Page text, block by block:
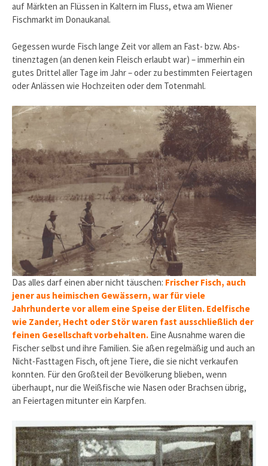
auf Märkten an Flüssen in Kaltern im Fluss, etwa am Wiener
Fischmarkt im Donaukanal.
Gegessen wurde Fisch lange Zeit vor allem an Fast- bzw. Abs­
tinenztagen (an denen kein Fleisch erlaubt war) – immerhin ein
gutes Drittel aller Tage im Jahr – oder zu bestimmten Feierta­gen
oder Anlässen wie Hochzeiten oder dem Totenmahl.
Das alles darf einen aber nicht täuschen: Frischer Fisch, auch
jener aus heimischen Gewässern, war für viele
Jahrhunderte vor allem eine Speise der Eliten. Edelfische
wie Zander, Hecht oder Stör waren fast ausschließlich der
feinen Gesellschaft vorbehalten. Eine Ausnahme waren die
Fischer selbst und ihre Familien. Sie aßen regelmäßig und auch an
Nicht-Fasttagen Fisch, oft jene Tiere, die sie nicht verkaufen
konnten. Für den Großteil der Bevölkerung blieben, wenn
überhaupt, nur die Weißfische wie Nasen oder Brachsen übrig,
an Feiertagen mit­unter ein Karpfen.